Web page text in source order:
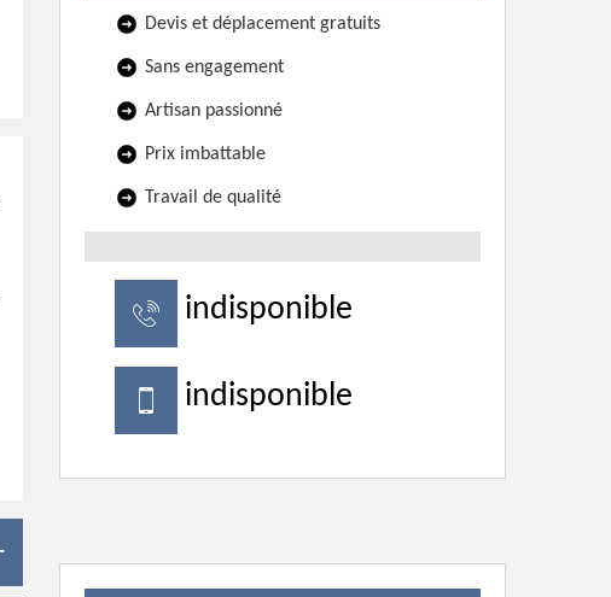
Devis et déplacement gratuits
Sans engagement
Artisan passionné
Prix imbattable
Travail de qualité
indisponible
indisponible